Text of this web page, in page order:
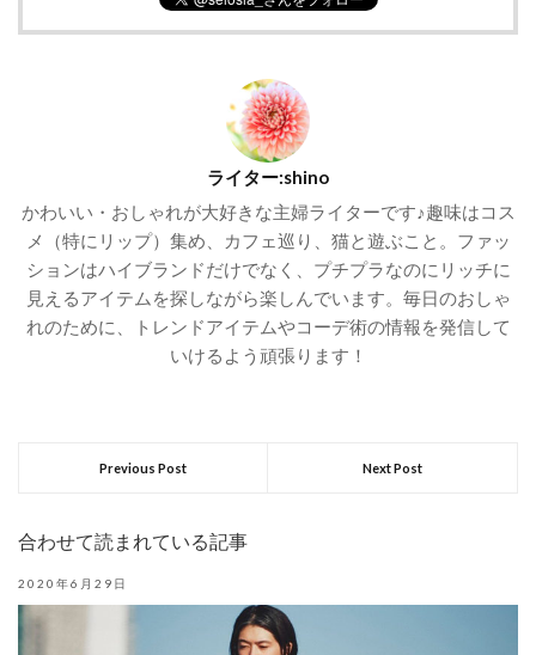
ライター:shino
かわいい・おしゃれが大好きな主婦ライターです♪趣味はコス
メ（特にリップ）集め、カフェ巡り、猫と遊ぶこと。ファッ
ションはハイブランドだけでなく、プチプラなのにリッチに
見えるアイテムを探しながら楽しんでいます。毎日のおしゃ
れのために、トレンドアイテムやコーデ術の情報を発信して
いけるよう頑張ります！
Previous Post Next Post
合わせて読まれている記事
2020年6月29日